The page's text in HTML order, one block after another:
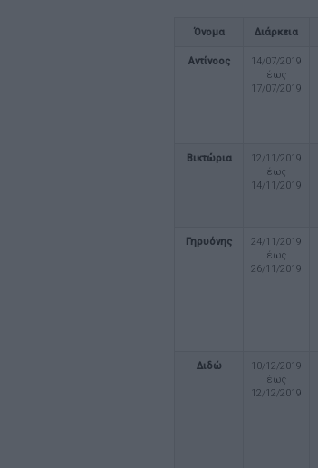
Όνομα Διάρκεια
Αντίνοος
14/07/2019
έως
17/07/2019
Βικτώρια
12/11/2019
έως
14/11/2019
Γηρυόνης
24/11/2019
έως
26/11/2019
Διδώ
10/12/2019
έως
12/12/2019